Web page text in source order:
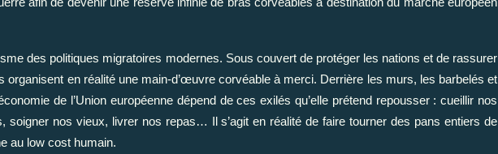
des politiques migratoires modernes. Sous couvert de protéger les nations et de rassurer
organisent en réalité une main-d’œuvre corvéable à merci. Derrière les murs, les barbelés et
de l’Union européenne dépend de ces exilés qu’elle prétend repousser : cueillir nos
soigner nos vieux, livrer nos repas… Il s’agit en réalité de faire tourner des pans entiers de
au low cost humain.